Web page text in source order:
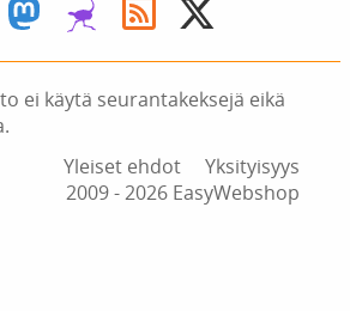
ei käytä seurantakeksejä eikä
Yleiset ehdot
Yksityisyys
2009 ‑ 2026 EasyWebshop